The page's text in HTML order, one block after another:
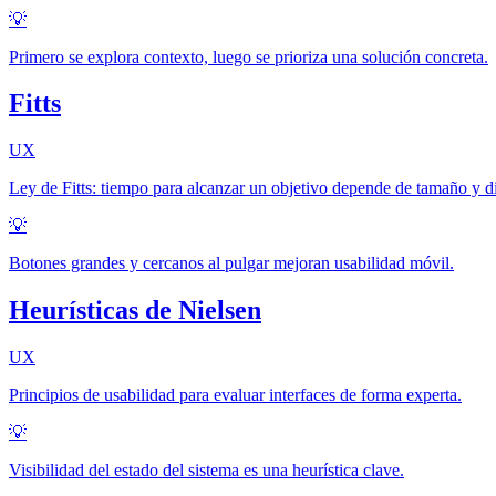
💡
Primero se explora contexto, luego se prioriza una solución concreta.
Fitts
UX
Ley de Fitts: tiempo para alcanzar un objetivo depende de tamaño y
💡
Botones grandes y cercanos al pulgar mejoran usabilidad móvil.
Heurísticas de Nielsen
UX
Principios de usabilidad para evaluar interfaces de forma experta.
💡
Visibilidad del estado del sistema es una heurística clave.